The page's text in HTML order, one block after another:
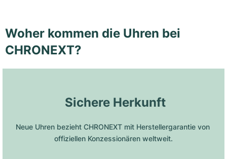
Woher kommen die Uhren bei
CHRONEXT?
Sichere Herkunft
Neue Uhren bezieht CHRONEXT mit Herstellergarantie von
offiziellen Konzessionären weltweit.